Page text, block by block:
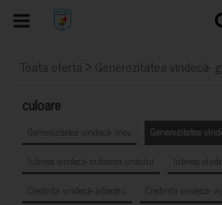
Toata oferta > Generozitatea vindecă-
culoare
Generozitatea vindecă- mov
Generozitatea
Iubirea vindecă- culoarea untului
Iubirea
Credința vindecă- albastru
Credința vindecă-